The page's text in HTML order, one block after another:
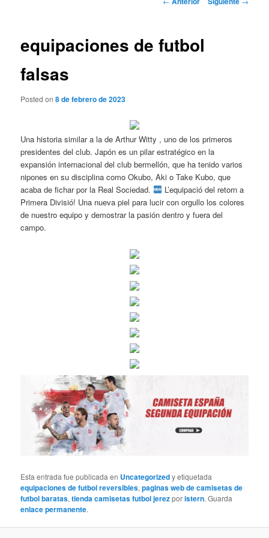
equipaciones de futbol
falsas
Posted on8 de febrero de 2023
Una historia similar a la de Arthur Witty , uno de los primeros
presidentes del club. Japón es un pilar estratégico en la
expansión internacional del club bermellón, que ha tenido varios
nipones en su disciplina como Okubo, Aki o Take Kubo, que
acaba de fichar por la Real Sociedad.
L’equipació del retorn a
Primera Divisió! Una nueva piel para lucir con orgullo los colores
de nuestro equipo y demostrar la pasión dentro y fuera del
campo.
Esta entrada fue publicada en Uncategorizedy etiquetada
equipaciones de futbol reversibles,paginas web de camisetas de
futbol baratas,tienda camisetas futbol jerezporistern. Guarda
enlace permanente.